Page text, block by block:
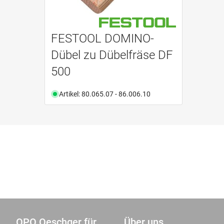
FESTOOL DOMINO-
Dübel zu Dübelfräse DF
500
Artikel: 80.065.07 - 86.006.10